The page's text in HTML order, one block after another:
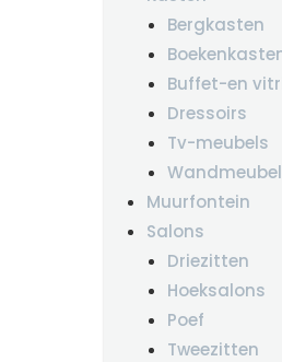
Bergkasten
Buffet-en
Dressoirs
Tv-meubels
Muurfontein
Salons
Driezitten
Hoeksalons
Poef
Tweezitten